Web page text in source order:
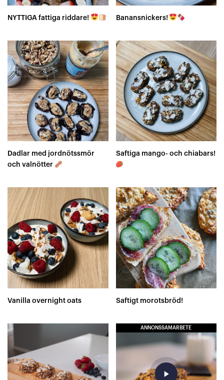
NYTTIGA fattiga riddare! Banansnickers!
Dadlar med jordnötssmör
och valnötter
Saftiga mango- och chiabars!
Vanilla overnight oats Saftigt morotsbröd!
ANNONSSAMARBETE
play_arrow